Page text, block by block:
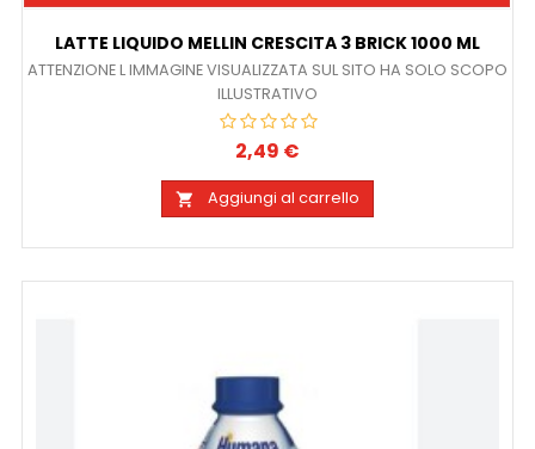
LATTE LIQUIDO MELLIN CRESCITA 3 BRICK 1000 ML
ATTENZIONE L IMMAGINE VISUALIZZATA SUL SITO HA SOLO SCOPO
ILLUSTRATIVO
Prezzo
2,49 €
 Aggiungi al carrello